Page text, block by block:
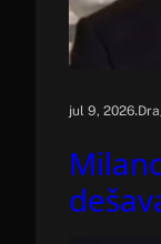
jul 9, 2026.